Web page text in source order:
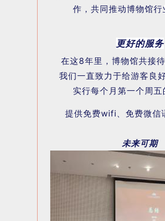
作，共同推动博物馆行
更好的服务
在这8年里，博物馆共接待
我们一直致力于给游客良
实行每个月第一个周五
提供免费wifi、免费微信
未来可期